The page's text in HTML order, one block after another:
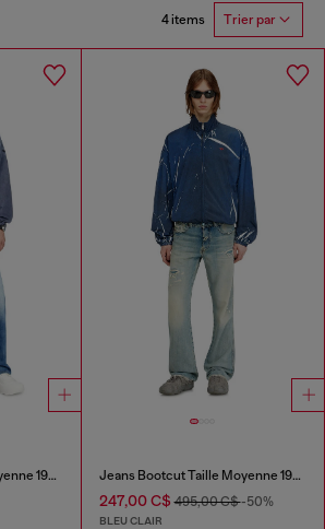
4 items Trier par
Jeans Bootcut Taille Moyenne 1998 D-Buck Jeans Bootcut Taille Moyenne 1998 D-Buck
247,00 C$495,00 C$-50%
BLEU CLAIR